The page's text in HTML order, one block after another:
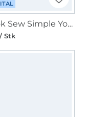
E-Book Sew Simple Yoga-Shirt Elore
Stk